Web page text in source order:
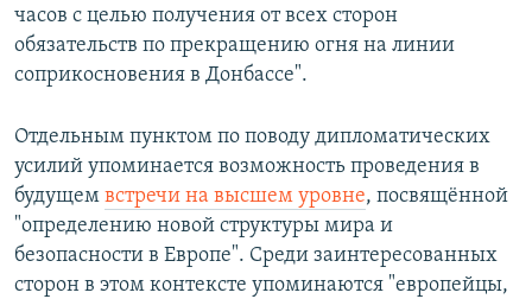
часов с целью получения от всех сторон
обязательств по прекращению огня на линии
соприкосновения в Донбассе".
Отдельным пунктом по поводу дипломатических
усилий упоминается возможность проведения в
будущем встречи на высшем уровне, посвящённой
"определению новой структуры мира и
безопасности в Европе". Среди заинтересованных
сторон в этом контексте упоминаются "европейцы,